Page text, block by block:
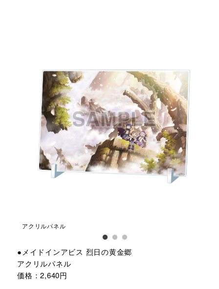
アクリルパネル
●メイドインアビス 烈日の黄金郷
アクリルパネル
価格：2,640円